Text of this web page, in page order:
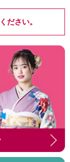
ださい。